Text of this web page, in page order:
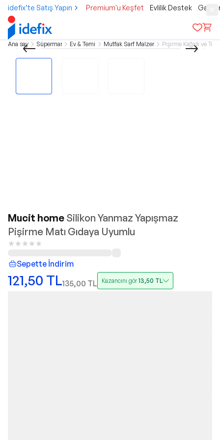
idefix’te Satış Yapın Premium'u Keşfet Evlilik Destek
Ana sayfa Süpermarket Ev & TemizlikMutfak Sarf MalzemeleriPişirme Kağıdı ve
Mucit home Silikon Yanmaz Yapışmaz
Pişirme Matı Gıdaya Uyumlu
Sepette İndirim
121,50 TL135,00 TL Kazancını gör13,50 TL